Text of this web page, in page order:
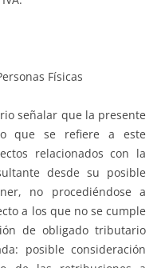
Físicas
señalar que la presente
que se refiere a este
relacionados con la
desde su posible
no procediéndose a
a los que no se cumple
de obligado tributario
posible consideración